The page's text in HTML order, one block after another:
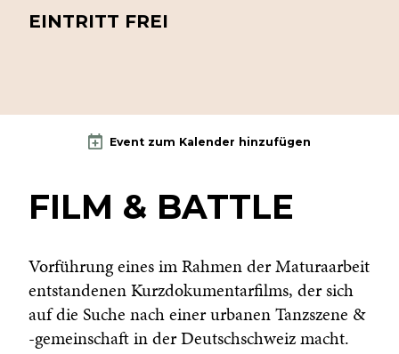
EINTRITT FREI
Event zum Kalender hinzufügen
FILM & BATTLE
Vorführung eines im Rahmen der Maturaarbeit
entstandenen Kurzdokumentarfilms, der sich
auf die Suche nach einer urbanen Tanzszene &
-gemeinschaft in der Deutschschweiz macht.